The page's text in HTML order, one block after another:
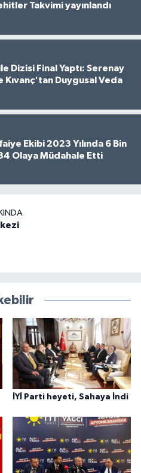
Takvimi yayınlandı
Dizisi Final Yaptı: Serenay
Kıvanç'tan Duygusal Veda
Ekibi 2023 Yılında 6 Bin
Olaya Müdahale Etti
İYİ Parti heyeti, Sahaya İndi